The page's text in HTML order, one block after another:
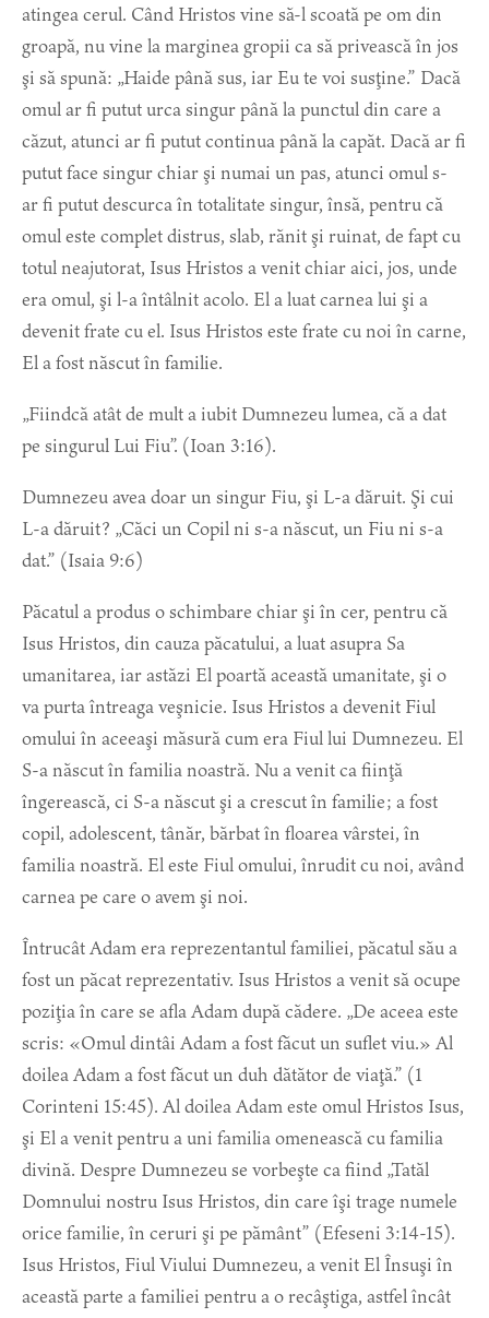
atingea cerul. Când Hristos vine să-l scoată pe om din
groapă, nu vine la marginea gropii ca să privească în jos
şi să spună: „Haide până sus, iar Eu te voi susţine.” Dacă
omul ar fi putut urca singur până la punctul din care a
căzut, atunci ar fi putut continua până la capăt. Dacă ar fi
putut face singur chiar şi numai un pas, atunci omul s-
ar fi putut descurca în totalitate singur, însă, pentru că
omul este complet distrus, slab, rănit şi ruinat, de fapt cu
totul neajutorat, Isus Hristos a venit chiar aici, jos, unde
era omul, şi l-a întâlnit acolo. El a luat carnea lui şi a
devenit frate cu el. Isus Hristos este frate cu noi în carne,
El a fost născut în familie.
„Fiindcă atât de mult a iubit Dumnezeu lumea, că a dat
pe singurul Lui Fiu”. (Ioan 3:16).
Dumnezeu avea doar un singur Fiu, şi L-a dăruit. Şi cui
L-a dăruit? „Căci un Copil ni s-a născut, un Fiu ni s-a
dat.” (Isaia 9:6)
Păcatul a produs o schimbare chiar şi în cer, pentru că
Isus Hristos, din cauza păcatului, a luat asupra Sa
umanitarea, iar astăzi El poartă această umanitate, şi o
va purta întreaga veşnicie. Isus Hristos a devenit Fiul
omului în aceeaşi măsură cum era Fiul lui Dumnezeu. El
S-a născut în familia noastră. Nu a venit ca fiinţă
îngerească, ci S-a născut şi a crescut în familie; a fost
copil, adolescent, tânăr, bărbat în floarea vârstei, în
familia noastră. El este Fiul omului, înrudit cu noi, având
carnea pe care o avem şi noi.
Întrucât Adam era reprezentantul familiei, păcatul său a
fost un păcat reprezentativ. Isus Hristos a venit să ocupe
poziţia în care se afla Adam după cădere. „De aceea este
scris: «Omul dintâi Adam a fost făcut un suflet viu.» Al
doilea Adam a fost făcut un duh dătător de viaţă.” (1
Corinteni 15:45). Al doilea Adam este omul Hristos Isus,
şi El a venit pentru a uni familia omenească cu familia
divină. Despre Dumnezeu se vorbeşte ca fiind „Tatăl
Domnului nostru Isus Hristos, din care îşi trage numele
orice familie, în ceruri şi pe pământ” (Efeseni 3:14-15).
Isus Hristos, Fiul Viului Dumnezeu, a venit El Însuşi în
această parte a familiei pentru a o recâştiga, astfel încât